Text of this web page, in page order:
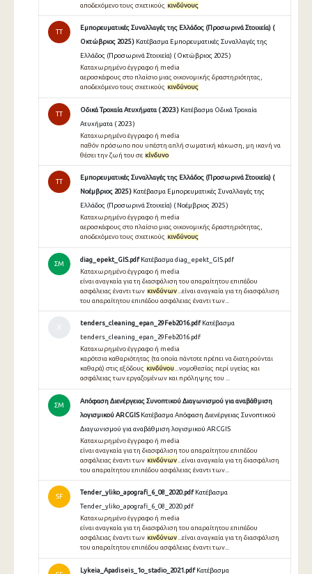
αποδεχόμενο τους σχετικούς κινδύνους
TT
Εμπορευματικές Συναλλαγές της Ελλάδος (Προσωρινά Στοιχεία) (
Οκτώβριος 2025 ) Κατέβασμα Εμπορευματικές Συναλλαγές της
Ελλάδος (Προσωρινά Στοιχεία) ( Οκτώβριος 2025 )
Καταχωρημένο έγγραφο ή media
αεροσκάφους στο πλαίσιο μιας οικονομικής δραστηριότητας,
αποδεχόμενο τους σχετικούς κινδύνους
TT
Οδικά Τροχαία Ατυχήματα ( 2023 ) Κατέβασμα Οδικά Τροχαία
Ατυχήματα ( 2023 )
Καταχωρημένο έγγραφο ή media
παθόν πρόσωπο που υπέστη απλή σωματική κάκωση, μη ικανή να
θέσει την ζωή του σε κίνδυνο
TT
Εμπορευματικές Συναλλαγές της Ελλάδος (Προσωρινά Στοιχεία) (
Νοέμβριος 2025 ) Κατέβασμα Εμπορευματικές Συναλλαγές της
Ελλάδος (Προσωρινά Στοιχεία) ( Νοέμβριος 2025 )
Καταχωρημένο έγγραφο ή media
αεροσκάφους στο πλαίσιο μιας οικονομικής δραστηριότητας,
αποδεχόμενο τους σχετικούς κινδύνους
ΣΜ
diag_epekt_GIS.pdf Κατέβασμα diag_epekt_GIS.pdf
Καταχωρημένο έγγραφο ή media
είναι αναγκαία για τη διασφάλιση του απαραίτητου επιπέδου
ασφάλειας έναντι των κινδύνων ...είναι αναγκαία για τη διασφάλιση
του απαραίτητου επιπέδου ασφάλειας έναντι των...
tenders_cleaning_epan_29Feb2016.pdf Κατέβασμα
tenders_cleaning_epan_29Feb2016.pdf
Καταχωρημένο έγγραφο ή media
καρότσια καθαριότητας (τα οποία πάντοτε πρέπει να διατηρούνται
καθαρά) στις εξόδους κινδύνου...νομοθεσίας περί υγείας και
ασφάλειας των εργαζομένων και πρόληψης του ...
ΣΜ
Απόφαση Διενέργειας Συνοπτικού Διαγωνισμού για αναβάθμιση
λογισμικού ARCGIS Κατέβασμα Απόφαση Διενέργειας Συνοπτικού
Διαγωνισμού για αναβάθμιση λογισμικού ARCGIS
Καταχωρημένο έγγραφο ή media
είναι αναγκαία για τη διασφάλιση του απαραίτητου επιπέδου
ασφάλειας έναντι των κινδύνων ...είναι αναγκαία για τη διασφάλιση
του απαραίτητου επιπέδου ασφάλειας έναντι των...
SF
Tender_yliko_apografi_6_08_2020.pdf Κατέβασμα
Tender_yliko_apografi_6_08_2020.pdf
Καταχωρημένο έγγραφο ή media
είναι αναγκαία για τη διασφάλιση του απαραίτητου επιπέδου
ασφάλειας έναντι των κινδύνων...είναι αναγκαία για τη διασφάλιση
του απαραίτητου επιπέδου ασφάλειας έναντι των...
Lykeia_Apadiseis_1o_stadio_2021.pdf Κατέβασμα